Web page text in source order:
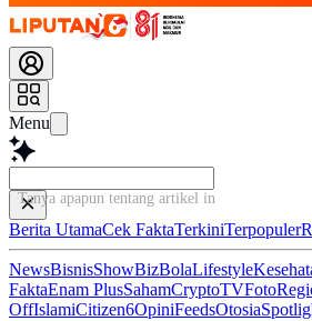
Menu
Tanya apapun tentang artikel ini...
Berita UtamaCek FaktaTerkiniTerpopuler
NewsBisnisShowBizBolaLifestyle
FaktaEnam PlusSahamCryptoTVFoto
OffIslamiCitizen6OpiniFeedsOtosia